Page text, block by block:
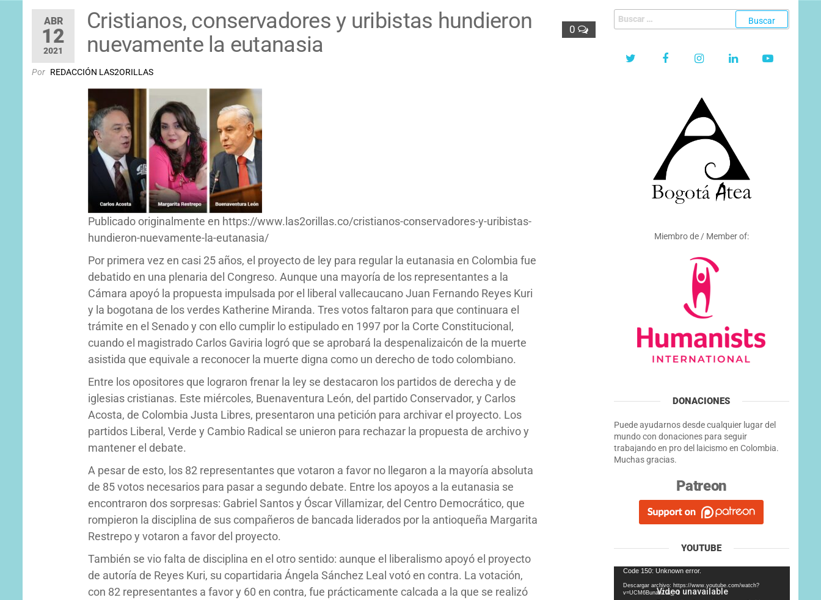
ABR
12
2021
0
Cristianos, conservadores y uribistas hundieron
nuevamente la eutanasia
Por REDACCIÓN LAS2ORILLAS
Publicado originalmente en https://www.las2orillas.co/cristianos-conservadores-y-uribistas-
hundieron-nuevamente-la-eutanasia/
Por primera vez en casi 25 años, el proyecto de ley para regular la eutanasia en Colombia fue
debatido en una plenaria del Congreso. Aunque una mayoría de los representantes a la
Cámara apoyó la propuesta impulsada por el liberal vallecaucano Juan Fernando Reyes Kuri
y la bogotana de los verdes Katherine Miranda. Tres votos faltaron para que continuara el
trámite en el Senado y con ello cumplir lo estipulado en 1997 por la Corte Constitucional,
cuando el magistrado Carlos Gaviria logró que se aprobará la despenalizaicón de la muerte
asistida que equivale a reconocer la muerte digna como un derecho de todo colombiano.
Entre los opositores que lograron frenar la ley se destacaron los partidos de derecha y de
iglesias cristianas. Este miércoles, Buenaventura León, del partido Conservador, y Carlos
Acosta, de Colombia Justa Libres, presentaron una petición para archivar el proyecto. Los
partidos Liberal, Verde y Cambio Radical se unieron para rechazar la propuesta de archivo y
mantener el debate.
A pesar de esto, los 82 representantes que votaron a favor no llegaron a la mayoría absoluta
de 85 votos necesarios para pasar a segundo debate. Entre los apoyos a la eutanasia se
encontraron dos sorpresas: Gabriel Santos y Óscar Villamizar, del Centro Democrático, que
rompieron la disciplina de sus compañeros de bancada liderados por la antioqueña Margarita
Restrepo y votaron a favor del proyecto.
También se vio falta de disciplina en el otro sentido: aunque el liberalismo apoyó el proyecto
de autoría de Reyes Kuri, su copartidaria Ángela Sánchez Leal votó en contra. La votación,
con 82 representantes a favor y 60 en contra, fue prácticamente calcada a la que se realizó
Buscar:
Miembro de / Member of:
DONACIONES
Puede ayudarnos desde cualquier lugar del
mundo con donaciones para seguir
trabajando en pro del laicismo en Colombia.
Muchas gracias.
Patreon
YOUTUBE
Reproductor
vídeo
Code 150: Unknown error.
Descargar archivo: https://www.youtube.com/watch?
v=UCM6BunahZI&_=1